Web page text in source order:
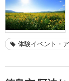
体験イベント・